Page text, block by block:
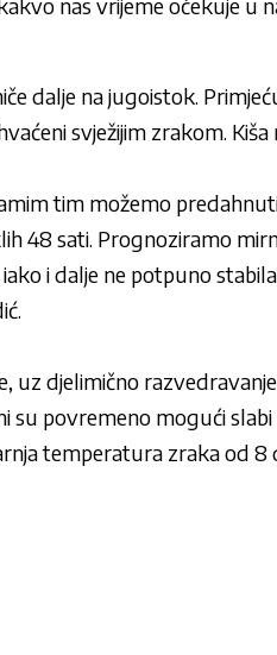
dalje na jugoistok.
svježijim zrakom. Kiša
tim možemo
48 sati. Prognoziramo
i dalje ne potpuno
uz djelimično
su povremeno mogući
temperatura zraka od 8